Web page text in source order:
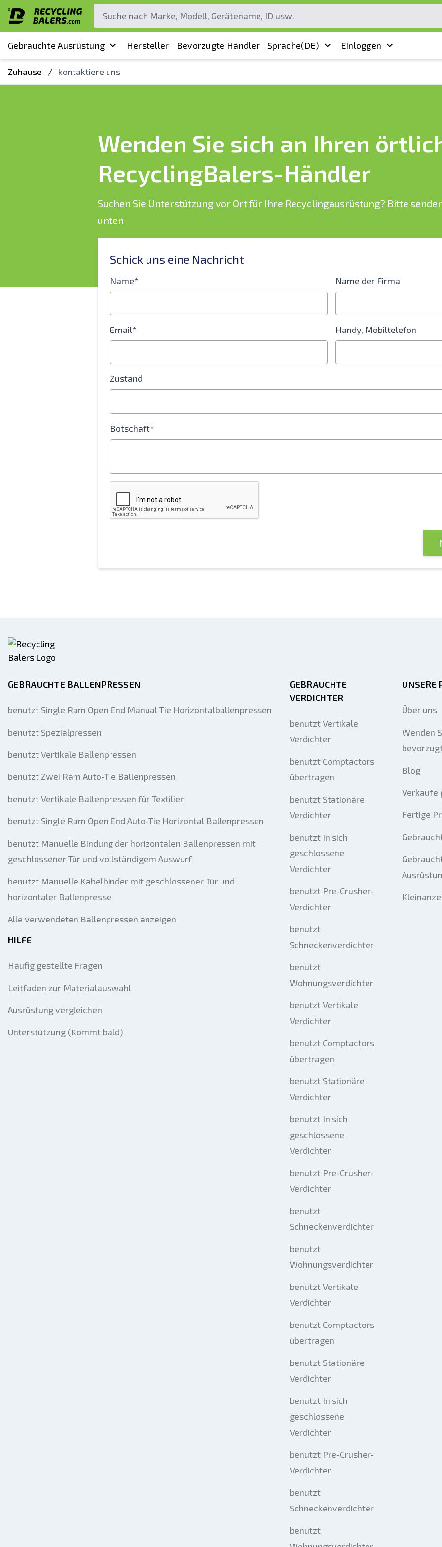
Gebrauchte Ausrüstung Hersteller Bevorzugte Händler Sprache(DE) Einloggen
Zuhause / kontaktiere uns
Wenden Sie sich an Ihren
RecyclingBalers-Händler
Suchen Sie Unterstützung vor Ort für Ihre Recyclingausrüstung? Bitte
unten
Schick uns eine Nachricht
Name* Name der Firma
Email* Handy, Mobiltelefon
Zustand
Botschaft*
GEBRAUCHTE BALLENPRESSEN
benutzt Single Ram Open End Manual Tie Horizontalballenpressen
benutzt Spezialpressen
benutzt Vertikale Ballenpressen
benutzt Zwei Ram Auto-Tie Ballenpressen
benutzt Vertikale Ballenpressen für Textilien
benutzt Single Ram Open End Auto-Tie Horizontal Ballenpressen
benutzt Manuelle Bindung der horizontalen Ballenpressen mit
geschlossener Tür und vollständigem Auswurf
benutzt Manuelle Kabelbinder mit geschlossener Tür und
horizontaler Ballenpresse
Alle verwendeten Ballenpressen anzeigen
HILFE
Häufig gestellte Fragen
Leitfaden zur Materialauswahl
Ausrüstung vergleichen
Unterstützung (Kommt bald)
GEBRAUCHTE
VERDICHTER
benutzt Vertikale
Verdichter
benutzt Comptactors
übertragen
benutzt Stationäre
Verdichter
benutzt In sich
geschlossene
Verdichter
benutzt Pre-Crusher-
Verdichter
benutzt
Schneckenverdichter
benutzt
Wohnungsverdichter
benutzt Vertikale
Verdichter
benutzt Comptactors
übertragen
benutzt Stationäre
Verdichter
benutzt In sich
geschlossene
Verdichter
benutzt Pre-Crusher-
Verdichter
benutzt
Schneckenverdichter
benutzt
Wohnungsverdichter
benutzt Vertikale
Verdichter
benutzt Comptactors
übertragen
benutzt Stationäre
Verdichter
benutzt In sich
geschlossene
Verdichter
benutzt Pre-Crusher-
Verdichter
benutzt
Schneckenverdichter
benutzt
UNSERE
Über uns
Wenden
Blog
Verkaufe
Fertige